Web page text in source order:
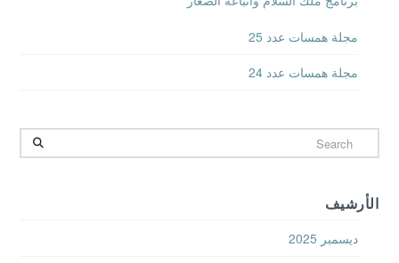
مجلة همسات عدد 25
مجلة همسات عدد 24
Search
الأرشيف
ديسمبر 2025